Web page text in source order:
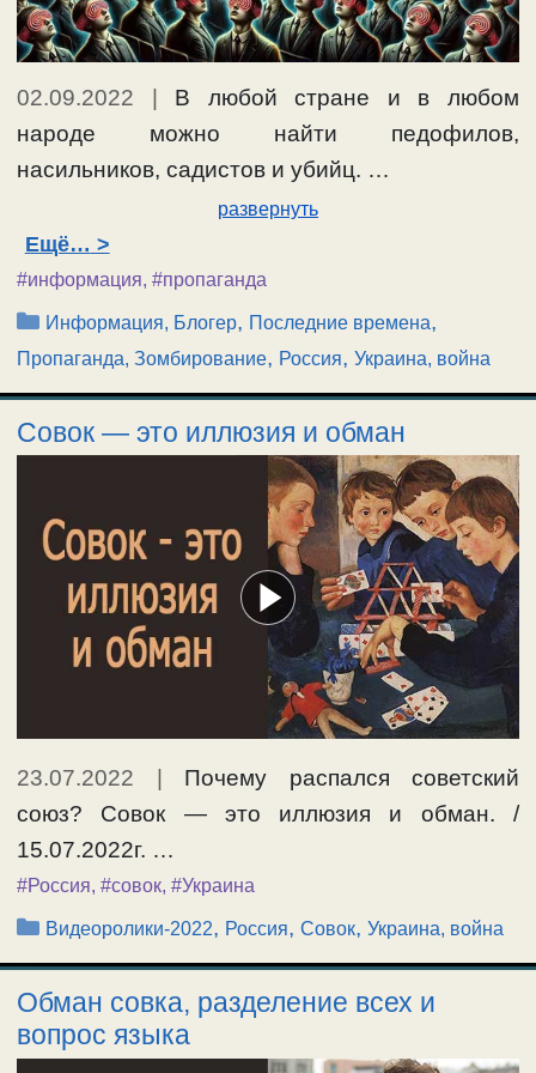
02.09.2022 | В любой стране и в любом
народе можно найти педофилов,
насильников, садистов и убийц. …
развернуть
Ещё…
#информация, #пропаганда
Рубрики
Информация, Блогер, Последние времена,
Пропаганда, Зомбирование, Россия, Украина, война
Совок — это иллюзия и обман
23.07.2022
Почему распался советский
союз? Совок — это иллюзия и обман. /
15.07.2022г. …
#Россия, #совок, #Украина
Рубрики
Видеоролики-2022, Россия,Совок,Украина, война
Обман совка, разделение всех и
вопрос языка